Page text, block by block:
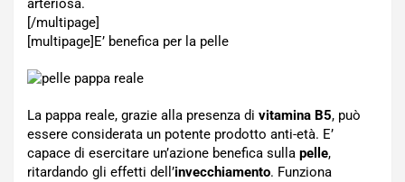
arteriosa.
[/multipage]
[multipage]E’ benefica per la pelle
La pappa reale, grazie alla presenza di vitamina B5, può
essere considerata un potente prodotto anti-età. E’
capace di esercitare un’azione benefica sulla pelle,
ritardando gli effetti dell’invecchiamento. Funziona